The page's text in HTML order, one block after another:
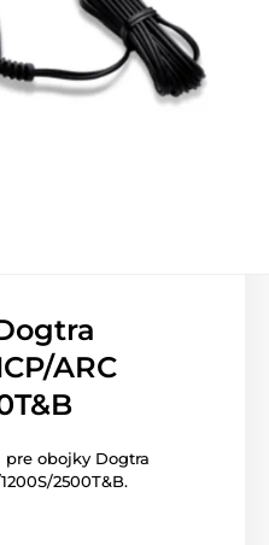
ARC
obojky Dogtra
2500T&B.